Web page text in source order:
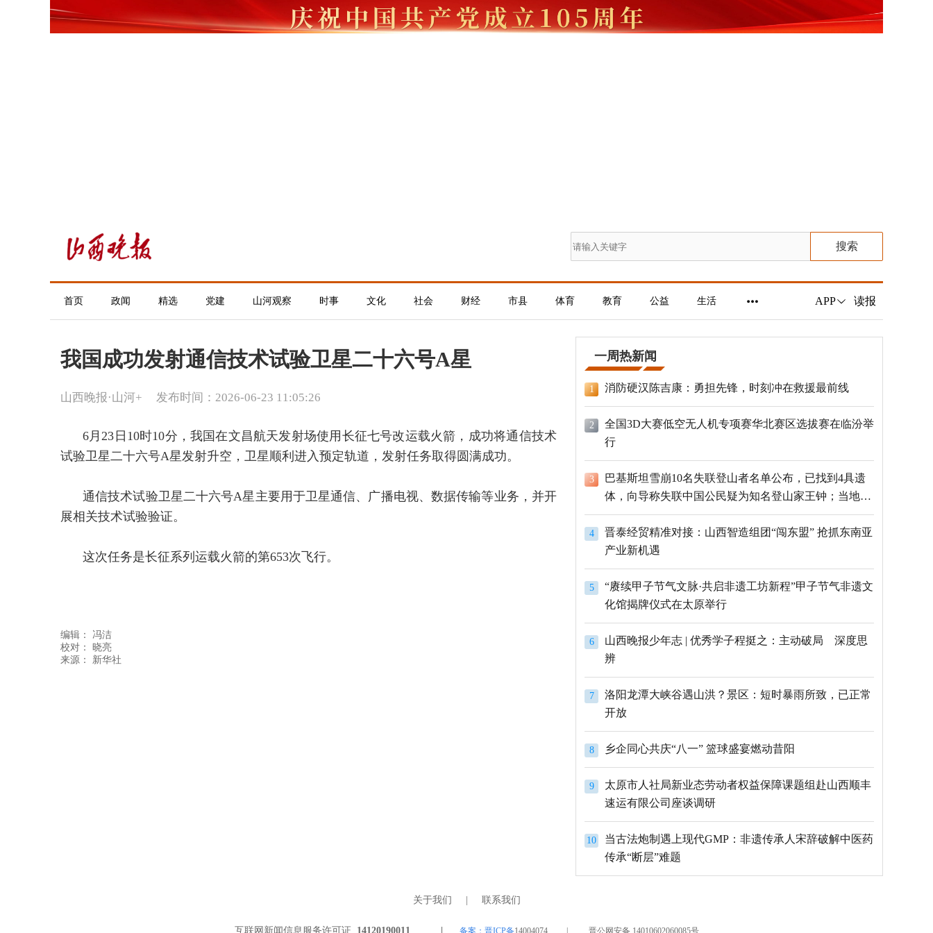
搜索
首页 政闻 精选 党建 山河观察 时事 文化 社会 财经 市县 体育 教育 公益 生活 APP 读报
我国成功发射通信技术试验卫星二十六号A星
山西晚报·山河+ 发布时间：2026-06-23 11:05:26
6月23日10时10分，我国在文昌航天发射场使用长征七号改运载火箭，成功将通信技术
试验卫星二十六号A星发射升空，卫星顺利进入预定轨道，发射任务取得圆满成功。
通信技术试验卫星二十六号A星主要用于卫星通信、广播电视、数据传输等业务，并开
展相关技术试验验证。
这次任务是长征系列运载火箭的第653次飞行。
编辑： 冯洁
校对： 晓亮
一周热新闻
1 消防硬汉陈吉康：勇担先锋，时刻冲在救援最前线
2
全国3D大赛低空无人机专项赛华北赛区选拔赛在临汾举
行
3
巴基斯坦雪崩10名失联登山者名单公布，已找到4具遗
体，向导称失联中国公民疑为知名登山家王钟；当地官
员：已定位到3个追踪器
4
晋泰经贸精准对接：山西智造组团“闯东盟” 抢抓东南亚
产业新机遇
5
“赓续甲子节气文脉·共启非遗工坊新程”甲子节气非遗文
化馆揭牌仪式在太原举行
6
山西晚报少年志 | 优秀学子程挺之：主动破局 深度思
辨
7
洛阳龙潭大峡谷遇山洪？景区：短时暴雨所致，已正常
开放
8 乡企同心共庆“八一” 篮球盛宴燃动昔阳
9
太原市人社局新业态劳动者权益保障课题组赴山西顺丰
速运有限公司座谈调研
10
当古法炮制遇上现代GMP：非遗传承人宋辞破解中医药
传承“断层”难题
关于我们 联系我们
互联网新闻信息服务许可证 14120190011 | 备案：晋ICP备14004074 | 晋公网安备 14010602060085号